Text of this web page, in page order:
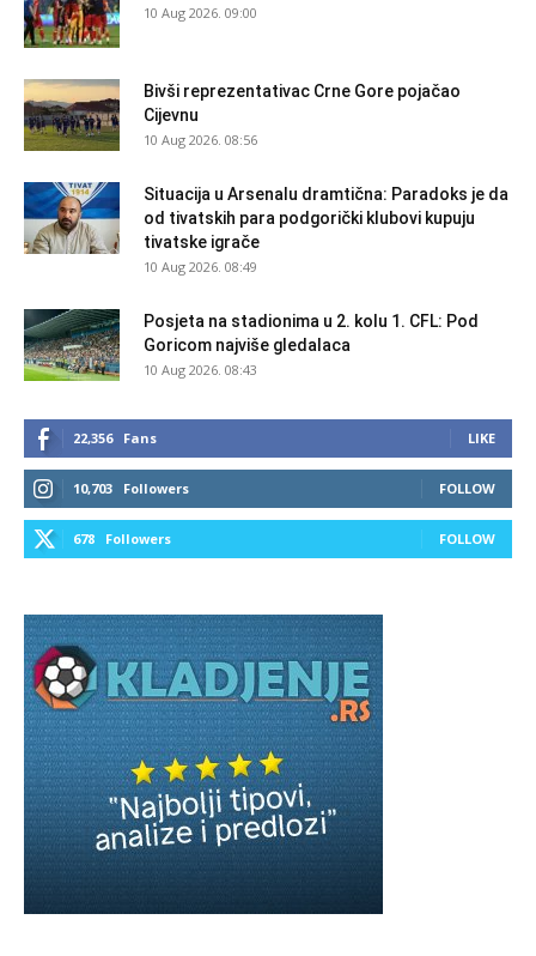
10 Aug 2026. 09:00
Bivši reprezentativac Crne Gore pojačao
Cijevnu
10 Aug 2026. 08:56
Situacija u Arsenalu dramtična: Paradoks je da
od tivatskih para podgorički klubovi kupuju
tivatske igrače
10 Aug 2026. 08:49
Posjeta na stadionima u 2. kolu 1. CFL: Pod
Goricom najviše gledalaca
10 Aug 2026. 08:43
22,356 Fans LIKE
10,703 Followers FOLLOW
678 Followers FOLLOW